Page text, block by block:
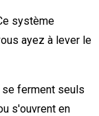
système
ayez à lever le
ferment seuls
s'ouvrent en